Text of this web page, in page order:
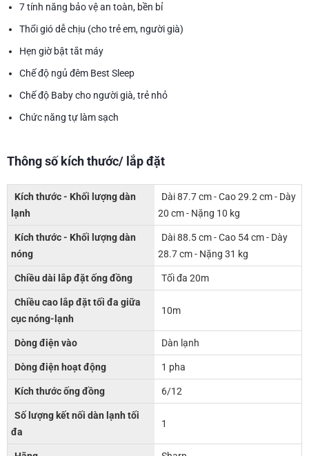
7 tính năng bảo vệ an toàn, bền bỉ
Thổi gió dễ chịu (cho trẻ em, người già)
Hẹn giờ bật tắt máy
Chế độ ngủ đêm Best Sleep
Chế độ Baby cho người già, trẻ nhỏ
Chức năng tự làm sạch
Thông số kích thước/ lắp đặt
Kích thước - Khối lượng dàn
lạnh
Dài 87.7 cm - Cao 29.2 cm - Dày
20 cm - Nặng 10 kg
Kích thước - Khối lượng dàn
nóng
Dài 88.5 cm - Cao 54 cm - Dày
28.7 cm - Nặng 31 kg
Chiều dài lắp đặt ống đồng Tối đa 20m
Chiều cao lắp đặt tối đa giữa
cục nóng-lạnh
10m
Dòng điện vào Dàn lạnh
Dòng điện hoạt động 1 pha
Kích thước ống đồng 6/12
Số lượng kết nối dàn lạnh tối
đa
1